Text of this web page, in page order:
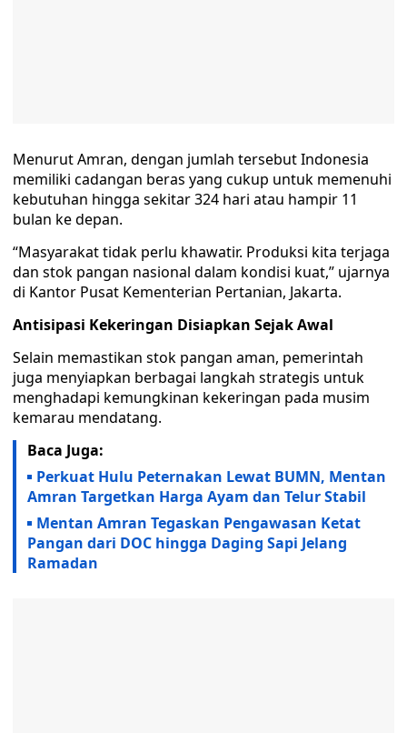
Menurut Amran, dengan jumlah tersebut Indonesia
memiliki cadangan beras yang cukup untuk memenuhi
kebutuhan hingga sekitar 324 hari atau hampir 11
bulan ke depan.
“Masyarakat tidak perlu khawatir. Produksi kita terjaga
dan stok pangan nasional dalam kondisi kuat,” ujarnya
di Kantor Pusat Kementerian Pertanian, Jakarta.
Antisipasi Kekeringan Disiapkan Sejak Awal
Selain memastikan stok pangan aman, pemerintah
juga menyiapkan berbagai langkah strategis untuk
menghadapi kemungkinan kekeringan pada musim
kemarau mendatang.
Baca Juga:
Perkuat Hulu Peternakan Lewat BUMN, Mentan
Amran Targetkan Harga Ayam dan Telur Stabil
Mentan Amran Tegaskan Pengawasan Ketat
Pangan dari DOC hingga Daging Sapi Jelang
Ramadan